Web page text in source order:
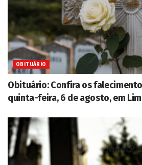
OBITUÁRIO
Obituário: Confira os
quinta-feira, 6 de agosto, em